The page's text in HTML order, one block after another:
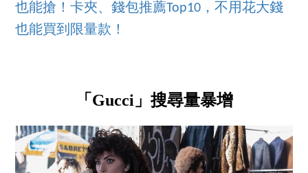
也能搶！卡夾、錢包推薦Top10，不用花大錢
也能買到限量款！
「Gucci」搜尋量暴增